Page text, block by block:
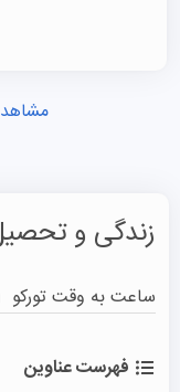
زندگی و
ساعت به وقت تورکو
فهرست عناوین